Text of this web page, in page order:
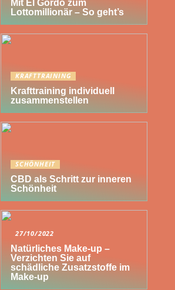
Mit El Gordo zum
Lottomillionär – So geht’s
KRAFTTRAINING
Krafttraining individuell
zusammenstellen
SCHÖNHEIT
CBD als Schritt zur inneren
Schönheit
27/10/2022
Natürliches Make-up –
Verzichten Sie auf
schädliche Zusatzstoffe im
Make-up